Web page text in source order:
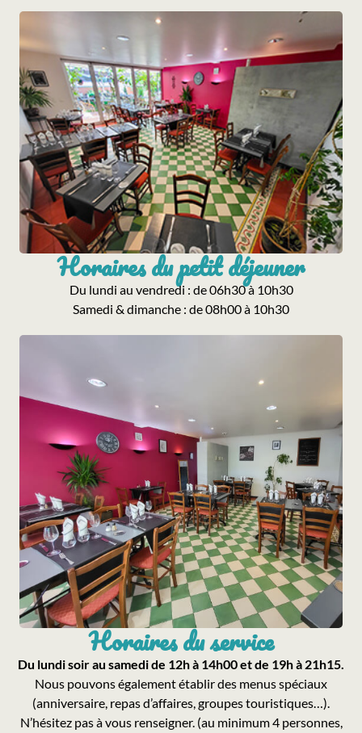
Horaires du petit déjeuner
Du lundi au vendredi : de 06h30 à 10h30
Samedi & dimanche : de 08h00 à 10h30
Horaires du service
Du lundi soir au samedi de 12h à 14h00 et de 19h à 21h15.
Nous pouvons également établir des menus spéciaux
(anniversaire, repas d’affaires, groupes touristiques…).
N’hésitez pas à vous renseigner. (au minimum 4 personnes,